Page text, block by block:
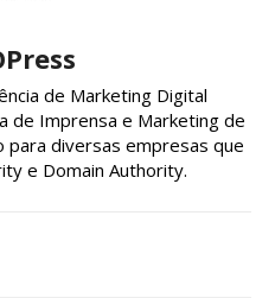
de Marketing Digital
de Imprensa e Marketing de
para diversas empresas que
e Domain Authority.